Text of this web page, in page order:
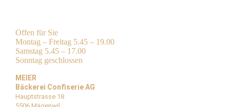
Offen für Sie
Montag – Freitag 5.45 – 19.00
Samstag 5.45 – 17.00
Sonntag geschlossen
MEIER
Bäckerei Confiserie AG
Hauptstrasse 18